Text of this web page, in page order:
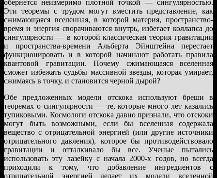
обернется неизмеримо плотной точкой — сингулярностью.
Эти теоремы с трудом могут вместить представление, как
сжимающаяся вселенная, в которой материя, пространство-
время и энергия сворачиваются внутрь, избегает коллапса до
сингулярности — в которой классическая теория гравитации
и пространства-времени Альберта Эйнштейна перестает
функционировать и в которой начинают работать правила
квантовой гравитации. Почему сжимающаяся вселенная
сможет избежать судьбы массивной звезды, которая умирает,
сжимаясь в точку, и становится черной дырой?
Обе предложенных модели отскока используют бреши в
теоремах о сингулярности — те, которые много лет казались
тупиковыми. Космологи отскока давно признали, что отскоки
могут быть возможными, если бы вселенная содержала
вещество с отрицательной энергией (или другие источники
отрицательного давления), которое бы противодействовало
гравитации и отталкивало бы все. Ученые пытались
использовать эту лазейку с начала 2000-х годов, но всегда
приходили к тому, что добавление ингредиентов с
отрицательной энергией делает их модели вселенной